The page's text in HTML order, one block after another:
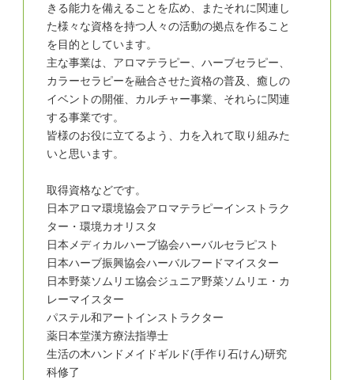
きる能力を備えることを広め、またそれに関連し
た様々な資格を持つ人々の活動の拠点を作ること
を目的としています。
主な事業は、アロマテラピー、ハーブセラピー、
カラーセラピーを融合させた資格の普及、癒しの
イベントの開催、カルチャー事業、それらに関連
する事業です。
皆様のお役に立てるよう、力を入れて取り組みた
いと思います。
取得資格などです。
日本アロマ環境協会アロマテラピーインストラク
ター・環境カオリスタ
日本メディカルハーブ協会ハーバルセラピスト
日本ハーブ振興協会ハーバルフードマイスター
日本野菜ソムリエ協会ジュニア野菜ソムリエ・カ
レーマイスター
パステル和アートインストラクター
薬日本堂漢方療法指導士
生活の木ハンドメイドギルド(手作り石けん)研究
科修了